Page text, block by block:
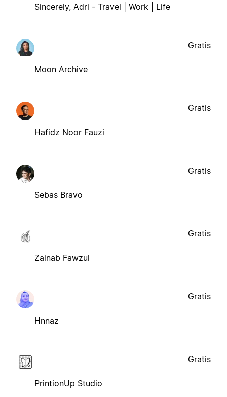
Sincerely, Adri - Travel | Work | Life
Moon Archive
Gratis
Hafidz Noor Fauzi
Gratis
Sebas Bravo
Gratis
Zainab Fawzul
Gratis
Hnnaz
Gratis
PrintionUp Studio
Gratis